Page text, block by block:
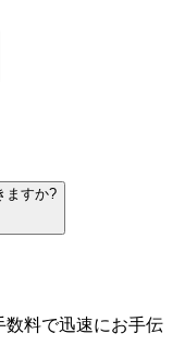
ますか?
料で迅速にお手伝